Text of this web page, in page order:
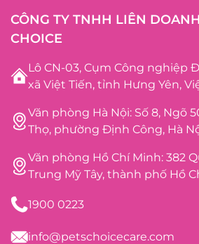
CÔNG TY TNHH LIÊN
CHOICE
Lô CN-03, Cụm Công nghiệp
xã Việt Tiến, tỉnh Hưng Yên,
Văn phòng Hà Nội: Số 8, Ngõ
Thọ, phường Định Công, Hà
Văn phòng Hồ Chí Minh: 382
Trung Mỹ Tây, thành phố Hồ
1900 0223
info@petschoicecare.com